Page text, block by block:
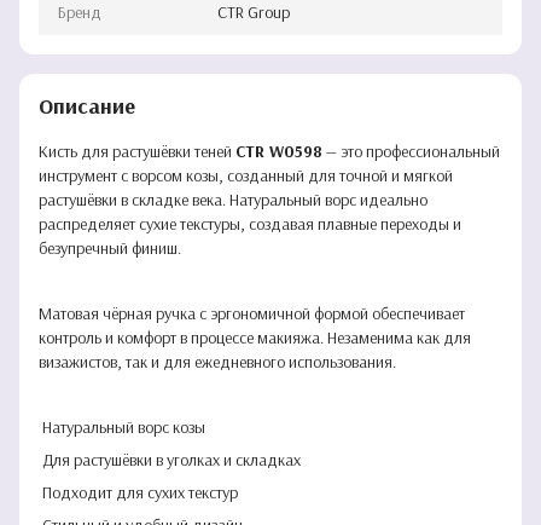
Бренд CTR Group
Описание
Кисть для растушёвки теней CTR W0598 — это профессиональный
инструмент с ворсом козы, созданный для точной и мягкой
растушёвки в складке века. Натуральный ворс идеально
распределяет сухие текстуры, создавая плавные переходы и
безупречный финиш.
Матовая чёрная ручка с эргономичной формой обеспечивает
контроль и комфорт в процессе макияжа. Незаменима как для
визажистов, так и для ежедневного использования.
Натуральный ворс козы
Для растушёвки в уголках и складках
Подходит для сухих текстур